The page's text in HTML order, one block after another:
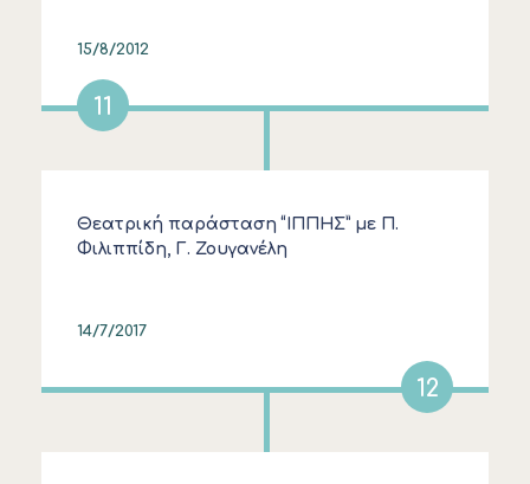
15/8/2012
11
Θεατρική παράσταση “ΙΠΠΗΣ” με Π.
Φιλιππίδη, Γ. Ζουγανέλη
14/7/2017
12